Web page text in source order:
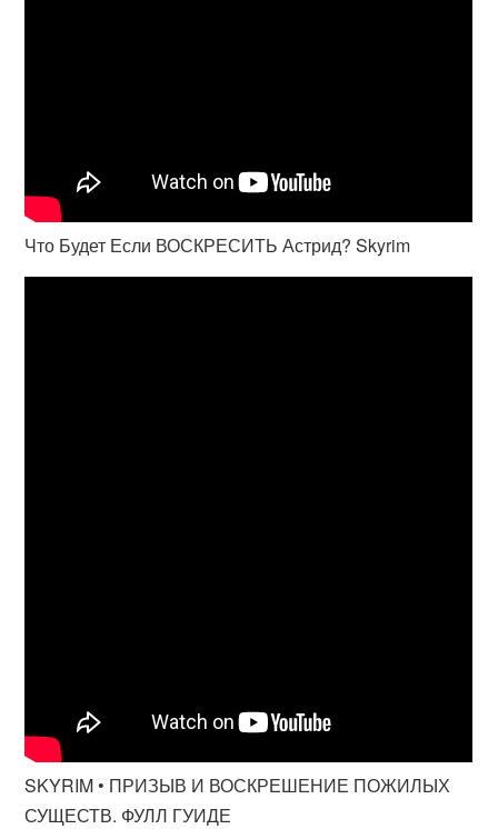
Что Будет Если ВОСКРЕСИТЬ Астрид? Skyrim
SKYRIM • ПРИЗЫВ И ВОСКРЕШЕНИЕ ПОЖИЛЫХ
СУЩЕСТВ. ФУЛЛ ГУИДЕ